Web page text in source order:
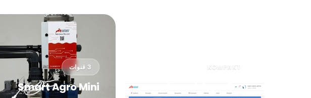
KOMPAKT
Smart Agro Pool
3 قنوات
Smart Agro Mini